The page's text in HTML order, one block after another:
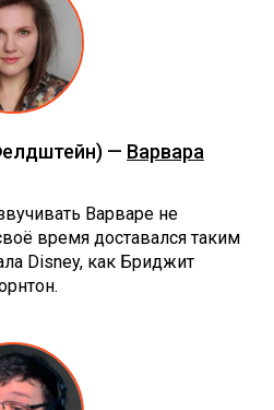
— Варвара
Варваре не
время доставался таким
Disney, как Бриджит